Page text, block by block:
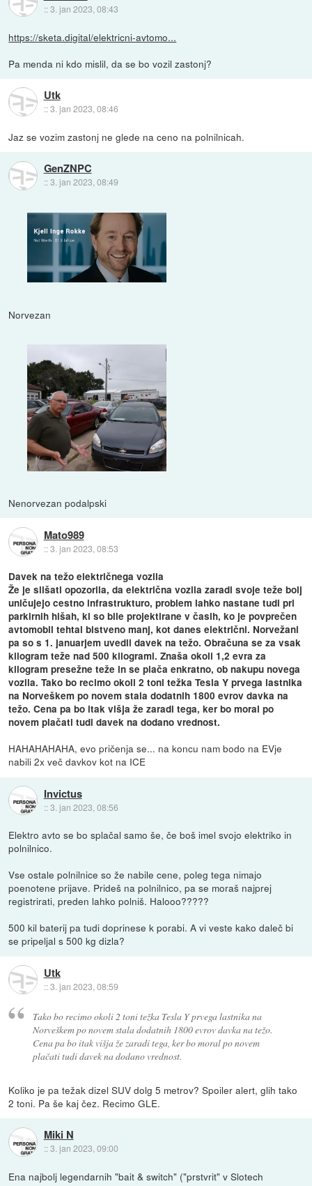
::3. jan 2023, 08:43
https://sketa.digital/elektricni-avtomo...
Pa menda ni kdo mislil, da se bo vozil zastonj?
Utk
::3. jan 2023, 08:46
Jaz se vozim zastonj ne glede na ceno na polnilnicah.
GenZNPC
::3. jan 2023, 08:49
Norvezan
Nenorvezan podalpski
Mato989
::3. jan 2023, 08:53
Davek na težo električnega vozila
Že je slišati opozorila, da električna vozila zaradi svoje teže bolj
uničujejo cestno infrastrukturo, problem lahko nastane tudi pri
parkirnih hišah, ki so bile projektirane v časih, ko je povprečen
avtomobil tehtal bistveno manj, kot danes električni. Norvežani
pa so s 1. januarjem uvedli davek na težo. Obračuna se za vsak
kilogram teže nad 500 kilogrami. Znaša okoli 1,2 evra za
kilogram presežne teže in se plača enkratno, ob nakupu novega
vozila. Tako bo recimo okoli 2 toni težka Tesla Y prvega lastnika
na Norveškem po novem stala dodatnih 1800 evrov davka na
težo. Cena pa bo itak višja že zaradi tega, ker bo moral po
novem plačati tudi davek na dodano vrednost.
HAHAHAHAHA, evo pričenja se... na koncu nam bodo na EVje
nabili 2x več davkov kot na ICE
Invictus
::3. jan 2023, 08:56
Elektro avto se bo splačal samo še, če boš imel svojo elektriko in
polnilnico.
Vse ostale polnilnice so že nabile cene, poleg tega nimajo
poenotene prijave. Prideš na polnilnico, pa se moraš najprej
registrirati, preden lahko polniš. Halooo?????
500 kil baterij pa tudi doprinese k porabi. A vi veste kako daleč bi
se pripeljal s 500 kg dizla?
Utk
::3. jan 2023, 08:59
Tako bo recimo okoli 2 toni težka Tesla Y prvega lastnika na
Norveškem po novem stala dodatnih 1800 evrov davka na težo.
Cena pa bo itak višja že zaradi tega, ker bo moral po novem
plačati tudi davek na dodano vrednost.
Koliko je pa težak dizel SUV dolg 5 metrov? Spoiler alert, glih tako
2 toni. Pa še kaj čez. Recimo GLE.
Miki N
::3. jan 2023, 09:00
Ena najbolj legendarnih "bait & switch" ("prstvrit" v Slotech